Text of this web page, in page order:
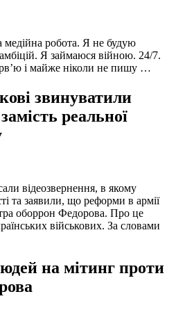
медійна робота. Я не будую
Я займаюся війною. 24/7.
і майже ніколи не пишу …
звинуватили
реальної
відеозвернення, в якому
та заявили, що реформи в армії
оборрон Федорова. Про це
військових. За словами
на мітинг проти